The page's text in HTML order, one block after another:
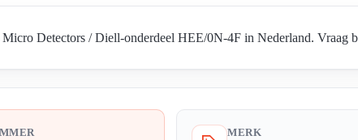
Detectors / Diell-onderdeel HEE/0N-4F in Nederland. Vraag
MERK